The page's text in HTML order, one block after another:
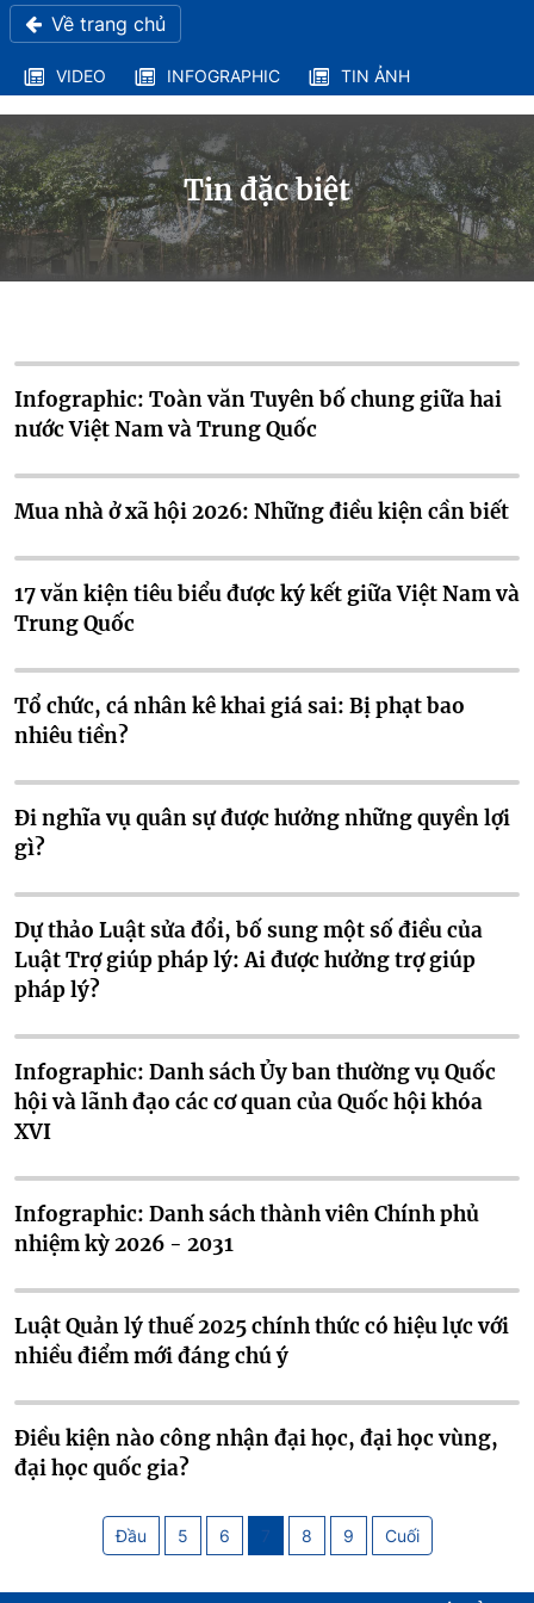
Về trang chủ
VIDEO INFOGRAPHIC TIN ẢNH
Tin đặc biệt
Infographic: Toàn văn Tuyên bố chung giữa hai
nước Việt Nam và Trung Quốc
Mua nhà ở xã hội 2026: Những điều kiện cần biết
17 văn kiện tiêu biểu được ký kết giữa Việt Nam và
Trung Quốc
Tổ chức, cá nhân kê khai giá sai: Bị phạt bao
nhiêu tiền?
Đi nghĩa vụ quân sự được hưởng những quyền lợi
gì?
Dự thảo Luật sửa đổi, bố sung một số điều của
Luật Trợ giúp pháp lý: Ai được hưởng trợ giúp
pháp lý?
Infographic: Danh sách Ủy ban thường vụ Quốc
hội và lãnh đạo các cơ quan của Quốc hội khóa
XVI
Infographic: Danh sách thành viên Chính phủ
nhiệm kỳ 2026 - 2031
Luật Quản lý thuế 2025 chính thức có hiệu lực với
nhiều điểm mới đáng chú ý
Điều kiện nào công nhận đại học, đại học vùng,
đại học quốc gia?
Đầu 5 6 7 8 9 Cuối